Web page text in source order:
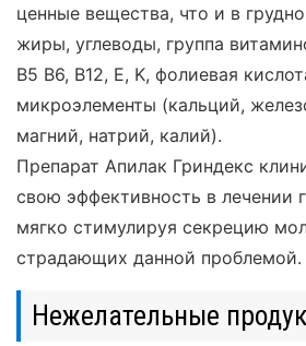
ценные вещества, что и в
жиры, углеводы, группа
B5 В6, В12, Е, K, фолиевая
микроэлементы (кальций,
магний, натрий, калий).
Препарат Апилак Гриндекс
свою эффективность в лечении
мягко стимулируя секрецию
страдающих данной проблемой.
Нежелательные